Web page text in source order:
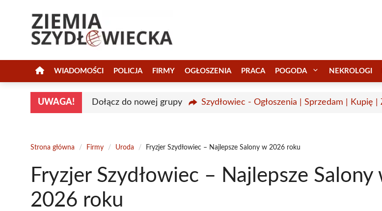
WIADOMOŚCI POLICJA FIRMY OGŁOSZENIA PRACA POGODA NEKROLOGI
UWAGA! Dołącz do nowej grupy Szydłowiec - Ogłoszenia | Sprzedam | Kupię |
Strona główna / Firmy / Uroda / Fryzjer Szydłowiec – Najlepsze Salony w 2026 roku
Fryzjer Szydłowiec – Najlepsze Salony
2026 roku